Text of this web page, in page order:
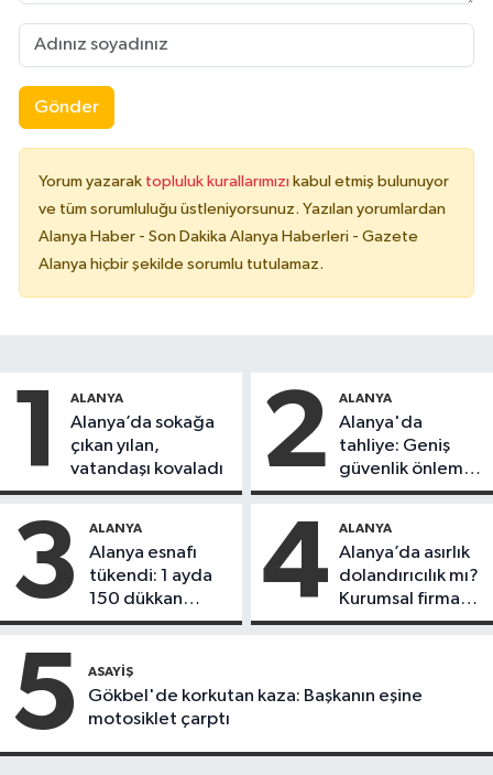
Gönder
Yorum yazarak topluluk kurallarımızı kabul etmiş bulunuyor
ve tüm sorumluluğu üstleniyorsunuz. Yazılan yorumlardan
Alanya Haber - Son Dakika Alanya Haberleri - Gazete
Alanya hiçbir şekilde sorumlu tutulamaz.
1 ALANYA
Alanya’da sokağa
çıkan yılan,
vatandaşı kovaladı
2 ALANYA
Alanya'da
tahliye: Geniş
güvenlik önlemi
alındı
3 ALANYA
Alanya esnafı
tükendi: 1 ayda
150 dükkan
kapandı
4 ALANYA
Alanya’da asırlık
dolandırıcılık mı?
Kurumsal firma
Remax Metro
5 ASAYIŞ
Gökbel'de korkutan kaza: Başkanın eşine
motosiklet çarptı